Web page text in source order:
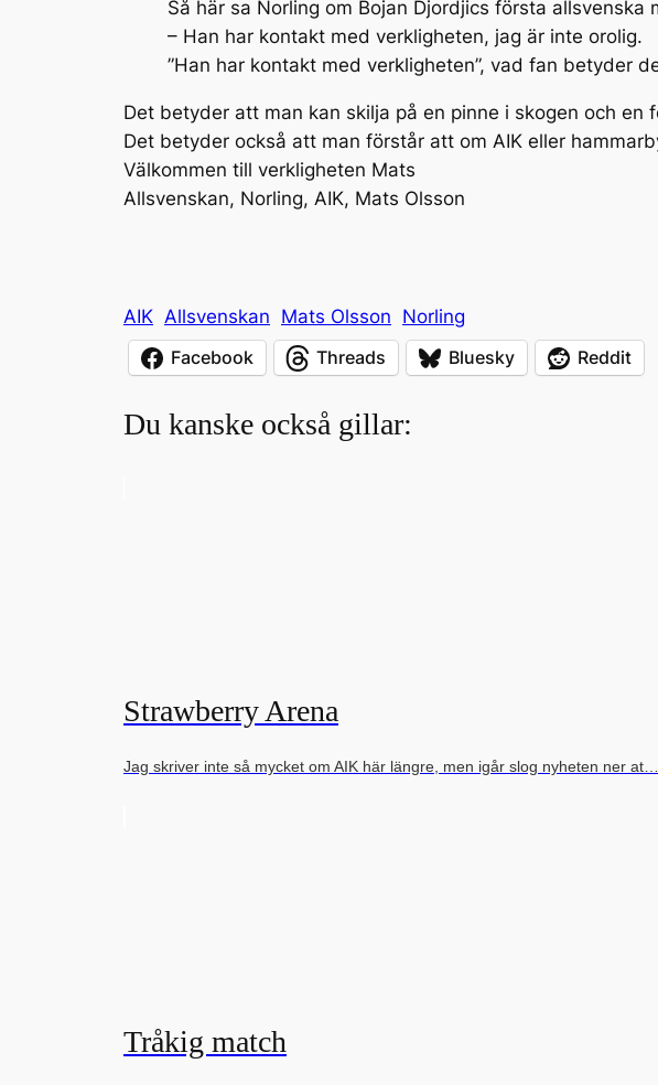
Så här sa Norling om Bojan Djordjics första allsvenska
– Han har kontakt med verkligheten, jag är inte orolig.
”Han har kontakt med verkligheten”, vad fan betyder
Det betyder att man kan skilja på en pinne i skogen och en
Det betyder också att man förstår att om AIK eller
Välkommen till verkligheten Mats
Allsvenskan, Norling, AIK, Mats Olsson
AIK Allsvenskan Mats Olsson Norling
Facebook
Threads Bluesky Reddit
Du kanske också gillar:
Strawberry Arena
Jag skriver inte så mycket om AIK här längre, men igår slog nyheten ner at…
Tråkig match